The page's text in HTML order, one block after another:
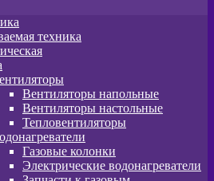
техника
Вентиляторы напольные
Вентиляторы настольные
Тепловентиляторы
Газовые колонки
Электрические водонагреватели